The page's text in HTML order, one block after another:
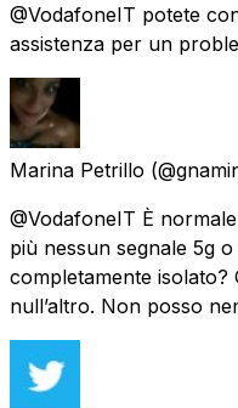
@VodafoneIT potete
assistenza per un
Marina Petrillo
@VodafoneIT È
più nessun segnale 5g
completamente isolato?
null’altro. Non posso